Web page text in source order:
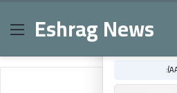
MenuEshrag News
Home/
×